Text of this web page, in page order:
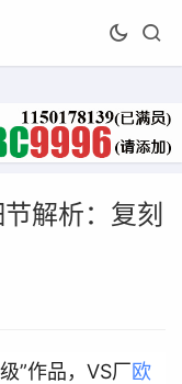
解析：复刻
”作品，VS厂欧